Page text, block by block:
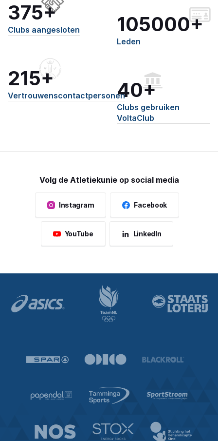
375+
Clubs aangesloten 105000+
Leden
215+
Vertrouwenscontactpersonen40+
Clubs gebruiken
VoltaClub
Volg de Atletiekunie op social media
Instagram Facebook
YouTube LinkedIn